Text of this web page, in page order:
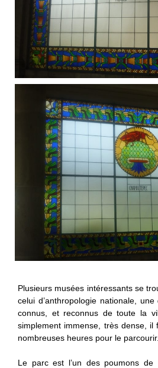
Plusieurs musées intéressants se
celui d’anthropologie nationale,
connus, et reconnus de toute la
simplement immense, très dense, il
nombreuses heures pour le parcourir.
Le parc est l’un des poumons